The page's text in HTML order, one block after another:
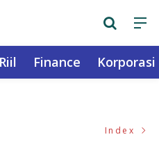
Riil Finance Korporasi
Index